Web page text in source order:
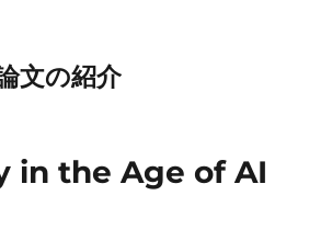
文の紹介
in the Age of AI